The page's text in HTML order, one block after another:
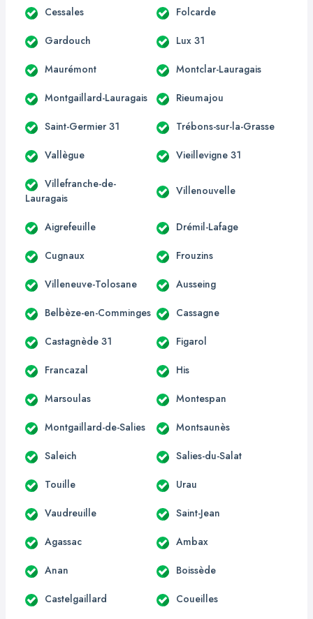
Cessales Folcarde
Gardouch Lux 31
Maurémont Montclar-Lauragais
Montgaillard-Lauragais Rieumajou
Saint-Germier 31 Trébons-sur-la-Grasse
Vallègue Vieillevigne 31
Villefranche-de-
Lauragais
Villenouvelle
Aigrefeuille Drémil-Lafage
Cugnaux Frouzins
Villeneuve-Tolosane Ausseing
Belbèze-en-Comminges Cassagne
Castagnède 31 Figarol
Francazal His
Marsoulas Montespan
Montgaillard-de-Salies Montsaunès
Saleich Salies-du-Salat
Touille Urau
Vaudreuille Saint-Jean
Agassac Ambax
Anan Boissède
Castelgaillard Coueilles